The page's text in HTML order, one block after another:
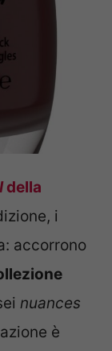
della
i
accorrono
nuances
è